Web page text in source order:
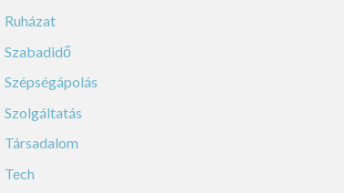
Ruházat
Szabadidő
Szépségápolás
Szolgáltatás
Társadalom
Tech